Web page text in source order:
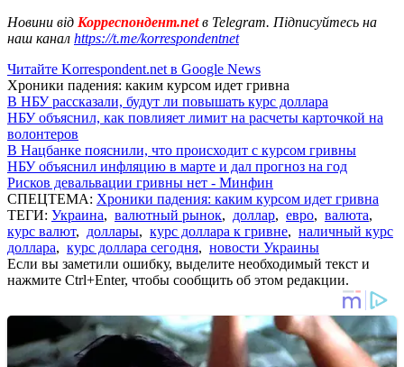
Новини від Корреспондент.netв Telegram. Підписуйтесь на
наш канал https://t.me/korrespondentnet
Читайте Korrespondent.net в Google News
Хроники падения: каким курсом идет гривна
В НБУ рассказали, будут ли повышать курс доллара
НБУ объяснил, как повлияет лимит на расчеты карточкой на
волонтеров
В Нацбанке пояснили, что происходит с курсом гривны
НБУ объяснил инфляцию в марте и дал прогноз на год
Рисков девальвации гривны нет - Минфин
СПЕЦТЕМА: Хроники падения: каким курсом идет гривна
ТЕГИ: Украина, валютный рынок, доллар, евро, валюта,
курс валют, доллары, курс доллара к гривне, наличный курс
доллара, курс доллара сегодня, новости Украины
Если вы заметили ошибку, выделите необходимый текст и
нажмите Ctrl+Enter, чтобы сообщить об этом редакции.